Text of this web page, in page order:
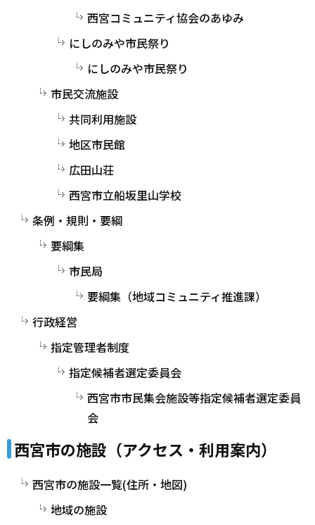
西宮コミュニティ協会のあゆみ
にしのみや市民祭り
にしのみや市民祭り
市民交流施設
共同利用施設
地区市民館
広田山荘
西宮市立船坂里山学校
条例・規則・要綱
要綱集
市民局
要綱集（地域コミュニティ推進課）
行政経営
指定管理者制度
指定候補者選定委員会
西宮市市民集会施設等指定候補者選定委員
会
西宮市の施設（アクセス・利用案内）
西宮市の施設一覧(住所・地図)
地域の施設